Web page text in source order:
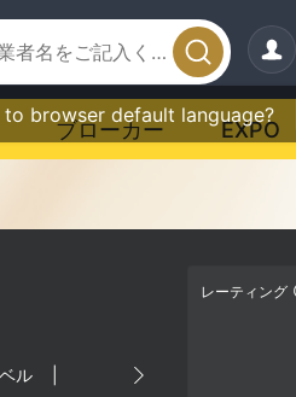
to browser default language?
ブローカー EXPO
ル
レーティング